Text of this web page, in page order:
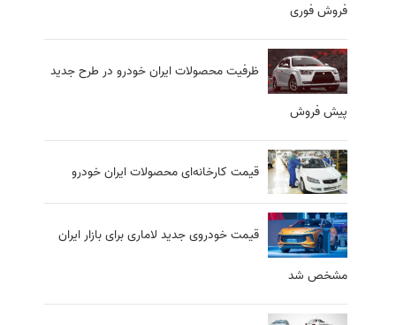
فروش فوری
ظرفیت محصولات ایران خودرو در طرح جدید
پیش فروش
قیمت کارخانه‌ای محصولات ایران خودرو
قیمت خودروی جدید لاماری برای بازار ایران
مشخص شد